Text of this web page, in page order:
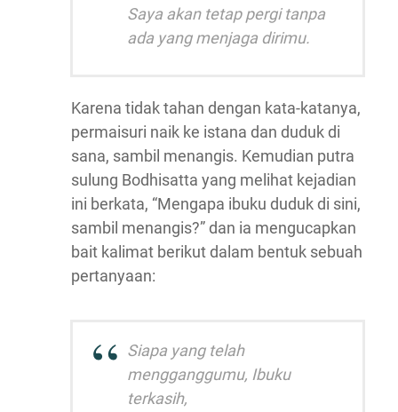
Saya akan tetap pergi tanpa
ada yang menjaga dirimu.
Karena tidak tahan dengan kata-katanya,
permaisuri naik ke istana dan duduk di
sana, sambil menangis. Kemudian putra
sulung Bodhisatta yang melihat kejadian
ini berkata, “Mengapa ibuku duduk di sini,
sambil menangis?” dan ia mengucapkan
bait kalimat berikut dalam bentuk sebuah
pertanyaan:
Siapa yang telah
mengganggumu, Ibuku
terkasih,